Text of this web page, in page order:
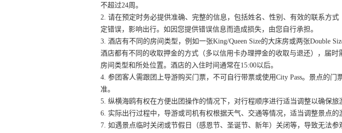
不超过24周。
2. 请在预定时务必提供准确、完整的信息，包括姓名、性别、有效的联系方
定错误，影响出行。如因您提供错误信息而造成损失，由您自行承担。
3. 酒店有不同的房间类型，例如一张King/Queen Size的大床房或两张Double
酒店都有不同的收取押金的方式（多以信用卡办理押金的收取与退还），届
房间类型和所处位置。酒店的入住时间通常在15:00以后。
4. 参团客人需跟团上导游购买门票，不可自行带票或使用City Pass。景点的
准。
5. 纵横海鸥有权在方便出团操作的情况下，对行程顺序进行适当调整以确保旅
6. 实际出行过程中，导游或司机有权根据天气、交通等情况，适当调整景点
7. 如遇景点临时关闭或节假日（感恩节、圣诞节、新年）关闭等，导致无法